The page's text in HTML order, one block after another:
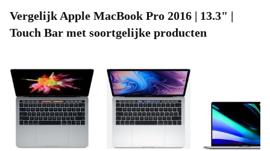
Vergelijk Apple MacBook Pro 2016 | 13.3" |
Touch Bar met soortgelijke producten